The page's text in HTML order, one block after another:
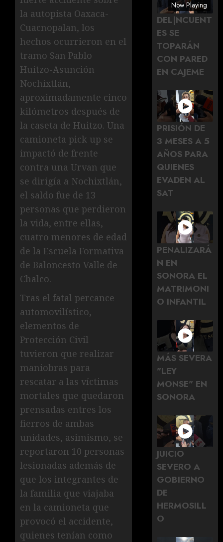
la autopista Oaxaca-
Cuacnopalan, los
hechos ocurrieron en el
tramo San Pablo
Huitzo-Asunción
Nochixtlán,
aproximadamente cinco
kilómetros después de
la caseta de Huitzo. Una
camioneta pick up se
impactó de frente
contra una Urvan que
se dirigía a Nochixtlán,
el saldo fue de 13
personas que perdieron
la vida, entre ellas,
cuatro menores de edad
de la Escuela Formativa
de Baloncesto Valle de
Chalco.
Tras el fatal percance
automovilístico,
elementos de
Protección Civil
tuvieron que realizar
maniobras para
rescatar a las víctimas
mortales que quedaron
prensadas entres los
fierros de ambas
unidades, asimismo, se
reportaron 10 personas
lesionadas además de
que los integrantes de
la familia que viajaba
en la camioneta que
provocó el accidente,
quienes tenían como
Now Playing
DEL|NCUENT
ES SE
TOPARÁN
CON PARED
EN CAJEME
PRISIÓN DE
3 MESES A 5
AÑOS PARA
QUIENES
EVADEN AL
SAT
PENALIZARÁ
N EN
SONORA EL
MATRIMONI
O INFANTIL
MÁS SEVERA
"LEY
MONSE" EN
SONORA
JUICIO
SEVERO A
GOBIERNO
DE
HERMOSILL
O